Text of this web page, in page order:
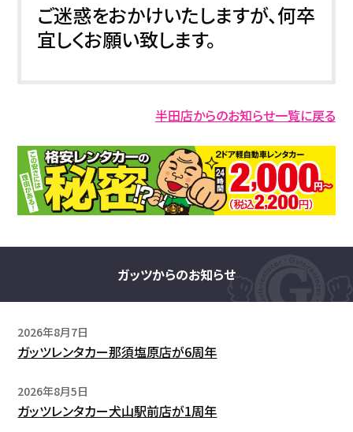
ご迷惑をおかけいたしますが、何卒
宜しくお願い致します。
半田店からのお知らせ一覧に戻る
ガッツからのお知らせ
2026年8月7日
ガッツレンタカー那須塩原店が6周年
2026年8月5日
ガッツレンタカー犬山駅前店が1周年